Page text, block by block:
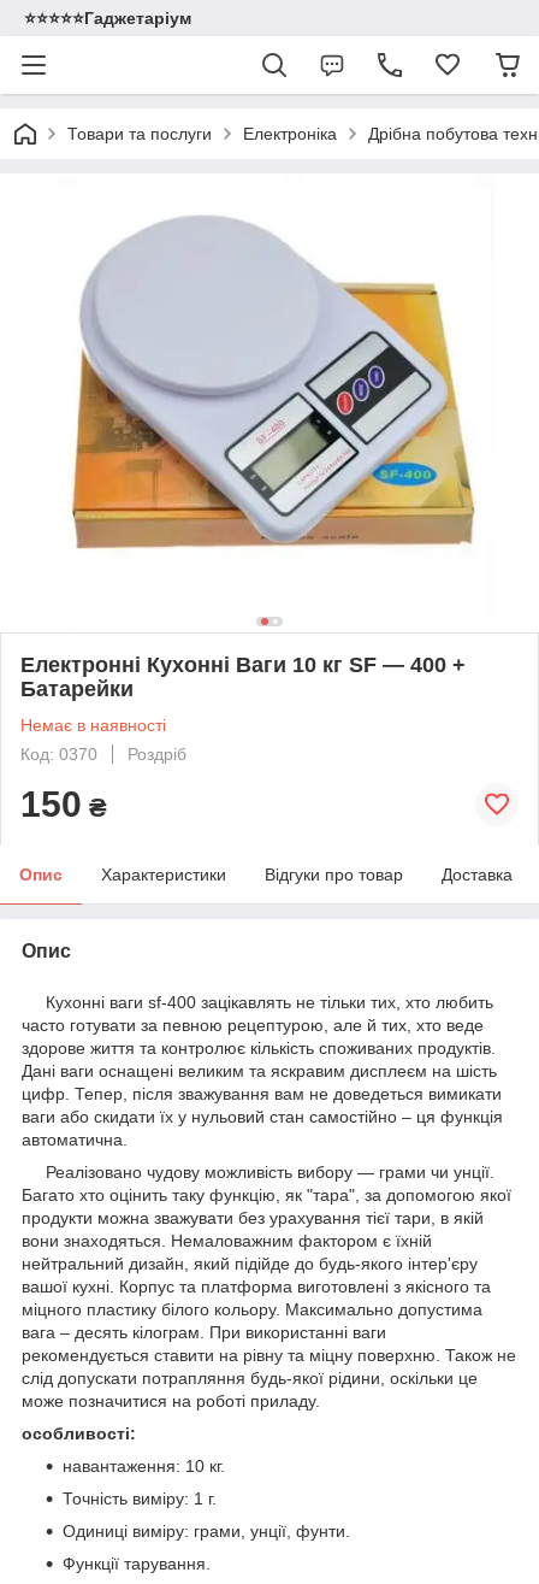
⭐️⭐️⭐️⭐️⭐️Гаджетаріум
Товари та послуги Електроніка Дрібна побутова
Електронні Кухонні Ваги 10 кг SF — 400 +
Батарейки
Немає в наявності
Код: 0370
Роздріб
150 ₴
Опис Характеристики Відгуки про товар Доставка
Опис
Кухонні ваги sf-400 зацікавлять не тільки тих, хто любить
часто готувати за певною рецептурою, але й тих, хто веде
здорове життя та контролює кількість споживаних продуктів.
Дані ваги оснащені великим та яскравим дисплеєм на шість
цифр. Тепер, після зважування вам не доведеться вимикати
ваги або скидати їх у нульовий стан самостійно – ця функція
автоматична.
Реалізовано чудову можливість вибору ― грами чи унції.
Багато хто оцінить таку функцію, як "тара", за допомогою якої
продукти можна зважувати без урахування тієї тари, в якій
вони знаходяться. Немаловажним фактором є їхній
нейтральний дизайн, який підійде до будь-якого інтер'єру
вашої кухні. Корпус та платформа виготовлені з якісного та
міцного пластику білого кольору. Максимально допустима
вага – десять кілограм. При використанні ваги
рекомендується ставити на рівну та міцну поверхню. Також не
слід допускати потрапляння будь-якої рідини, оскільки це
може позначитися на роботі приладу.
особливості:
навантаження: 10 кг.
Точність виміру: 1 г.
Одиниці виміру: грами, унції, фунти.
Функції тарування.